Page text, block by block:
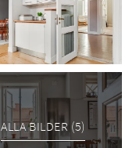
ALLA BILDER (5)